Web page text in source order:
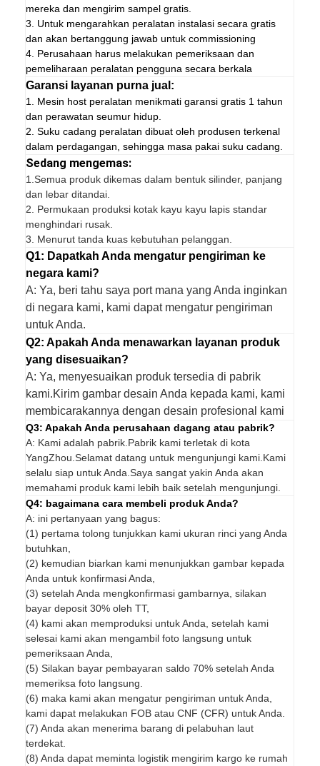
mereka dan mengirim sampel gratis.
3. Untuk mengarahkan peralatan instalasi secara gratis
dan akan bertanggung jawab untuk commissioning
4. Perusahaan harus melakukan pemeriksaan dan
pemeliharaan peralatan pengguna secara berkala
Garansi layanan purna jual:
1. Mesin host peralatan menikmati garansi gratis 1 tahun
dan perawatan seumur hidup.
2. Suku cadang peralatan dibuat oleh produsen terkenal
dalam perdagangan, sehingga masa pakai suku cadang.
Sedang mengemas:
1.Semua produk dikemas dalam bentuk silinder, panjang
dan lebar ditandai.
2. Permukaan produksi kotak kayu kayu lapis standar
menghindari rusak.
3. Menurut tanda kuas kebutuhan pelanggan.
Q1: Dapatkah Anda mengatur pengiriman ke
negara kami?
A: Ya, beri tahu saya port mana yang Anda inginkan
di negara kami, kami dapat mengatur pengiriman
untuk Anda.
Q2: Apakah Anda menawarkan layanan produk
yang disesuaikan?
A: Ya, menyesuaikan produk tersedia di pabrik
kami.Kirim gambar desain Anda kepada kami, kami
membicarakannya dengan desain profesional kami
Q3: Apakah Anda perusahaan dagang atau pabrik?
A: Kami adalah pabrik.Pabrik kami terletak di kota
YangZhou.Selamat datang untuk mengunjungi kami.Kami
selalu siap untuk Anda.Saya sangat yakin Anda akan
memahami produk kami lebih baik setelah mengunjungi.
Q4: bagaimana cara membeli produk Anda?
A: ini pertanyaan yang bagus:
(1) pertama tolong tunjukkan kami ukuran rinci yang Anda
butuhkan,
(2) kemudian biarkan kami menunjukkan gambar kepada
Anda untuk konfirmasi Anda,
(3) setelah Anda mengkonfirmasi gambarnya, silakan
bayar deposit 30% oleh TT,
(4) kami akan memproduksi untuk Anda, setelah kami
selesai kami akan mengambil foto langsung untuk
pemeriksaan Anda,
(5) Silakan bayar pembayaran saldo 70% setelah Anda
memeriksa foto langsung.
(6) maka kami akan mengatur pengiriman untuk Anda,
kami dapat melakukan FOB atau CNF (CFR) untuk Anda.
(7) Anda akan menerima barang di pelabuhan laut
terdekat.
(8) Anda dapat meminta logistik mengirim kargo ke rumah